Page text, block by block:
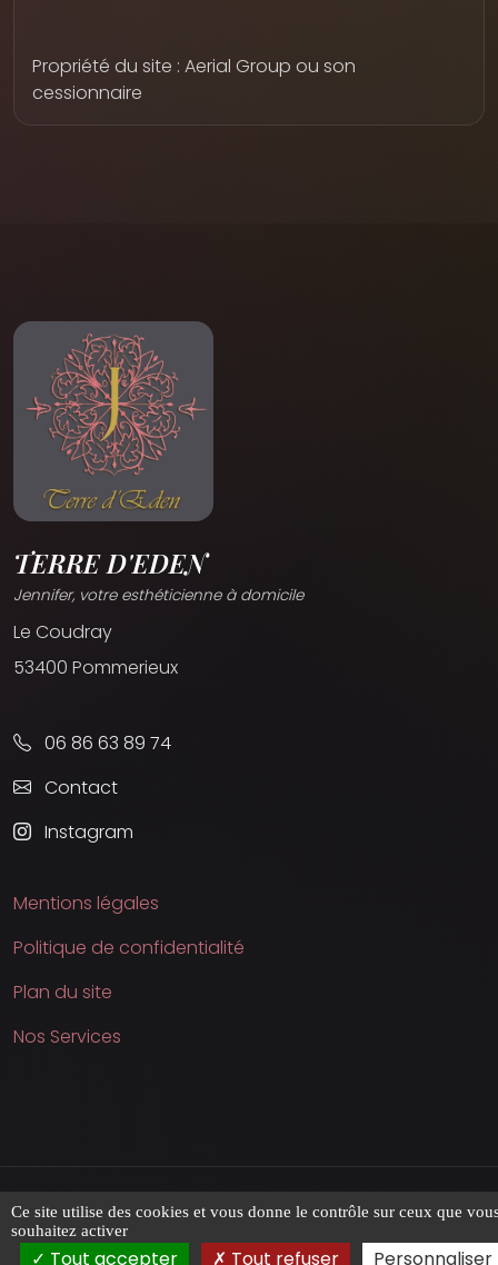
Propriété du site : Aerial Group ou son
cessionnaire
TERRE D'EDEN
Jennifer, votre esthéticienne à domicile
Le Coudray
53400 Pommerieux
06 86 63 89 74
Contact
Instagram
Mentions légales
Politique de confidentialité
Plan du site
Nos Services
Tous droits réservés | © Aerial Group - 2023
Ce site utilise des cookies et vous donne le contrôle sur ceux que
souhaitez activer
Tout accepter Tout refuser Personnaliser